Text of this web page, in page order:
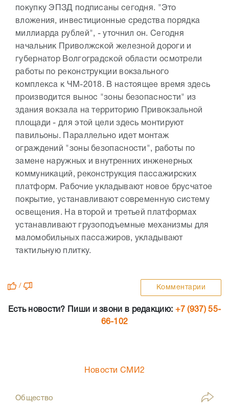
покупку ЭПЗД подписаны сегодня. "Это
вложения, инвестиционные средства порядка
миллиарда рублей", - уточнил он. Сегодня
начальник Приволжской железной дороги и
губернатор Волгоградской области осмотрели
работы по реконструкции вокзального
комплекса к ЧМ-2018. В настоящее время здесь
производится вынос "зоны безопасности" из
здания вокзала на территорию Привокзальной
площади - для этой цели здесь монтируют
павильоны. Параллельно идет монтаж
ограждений "зоны безопасности", работы по
замене наружных и внутренних инженерных
коммуникаций, реконструкция пассажирских
платформ. Рабочие укладывают новое брусчатое
покрытие, устанавливают современную систему
освещения. На второй и третьей платформах
устанавливают грузоподъемные механизмы для
маломобильных пассажиров, укладывают
тактильную плитку.
/ Комментарии
Есть новости? Пиши и звони в редакцию: +7 (937) 55-
66-102
Новости СМИ2
Общество